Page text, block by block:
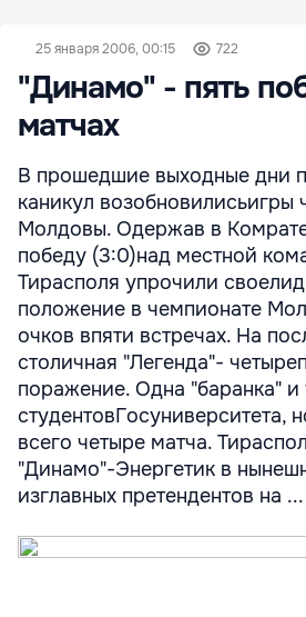
25 января 2006, 00:15 722
"Динамо" - пять
матчах
В прошедшие выходные дни
каникул возобновилисьигры
Молдовы. Одержав в
победу (3:0)над местной
Тирасполя упрочили
положение в чемпионате
очков впяти встречах. На
столичная "Легенда"-
поражение. Одна "баранка" и
студентовГосуниверситета,
всего четыре матча.
"Динамо"-Энергетик в
изглавных претендентов на ...